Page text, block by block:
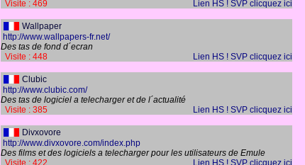
Visite : 469
Lien HS ! SVP clicquez ici
Wallpaper
http://www.wallpapers-fr.net/
Des tas de fond d´ecran
Visite : 448
Lien HS ! SVP clicquez ici
Clubic
http://www.clubic.com/
Des tas de logiciel a telecharger et de l´actualité
Visite : 385
Lien HS ! SVP clicquez ici
Divxovore
http://www.divxovore.com/index.php
Des films et des logiciels a telecharger pour les utilisateurs de Emule
Visite : 422
Lien HS ! SVP clicquez ici